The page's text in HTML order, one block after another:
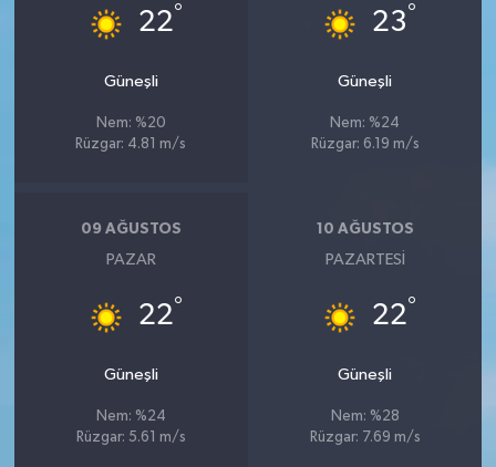
22°
Güneşli
Nem: %20
Rüzgar: 4.81 m/s
23°
Güneşli
Nem: %24
Rüzgar: 6.19 m/s
09 AĞUSTOS
PAZAR
22°
Güneşli
Nem: %24
Rüzgar: 5.61 m/s
10 AĞUSTOS
PAZARTESI
22°
Güneşli
Nem: %28
Rüzgar: 7.69 m/s